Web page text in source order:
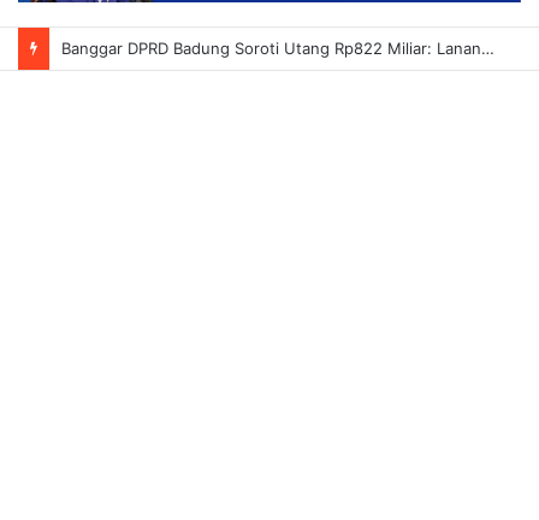
Banggar DPRD Badung Soroti Utang Rp822 Miliar: Lanang Umbara Minta Pemerataan Pembangunan Hingga Petang Dalam KUA-PPAS 2027